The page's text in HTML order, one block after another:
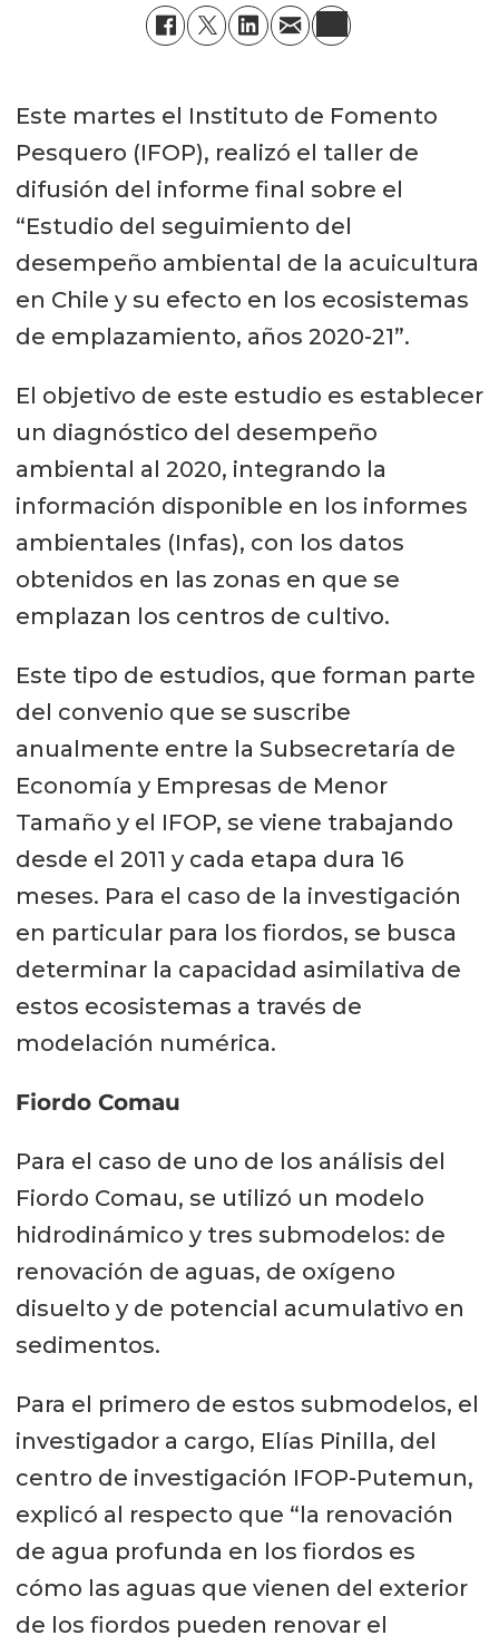
Este martes el Instituto de Fomento
Pesquero (IFOP), realizó el taller de
difusión del informe final sobre el
“Estudio del seguimiento del
desempeño ambiental de la acuicultura
en Chile y su efecto en los ecosistemas
de emplazamiento, años 2020-21”.
El objetivo de este estudio es establecer
un diagnóstico del desempeño
ambiental al 2020, integrando la
información disponible en los informes
ambientales (Infas), con los datos
obtenidos en las zonas en que se
emplazan los centros de cultivo.
Este tipo de estudios, que forman parte
del convenio que se suscribe
anualmente entre la Subsecretaría de
Economía y Empresas de Menor
Tamaño y el IFOP, se viene trabajando
desde el 2011 y cada etapa dura 16
meses. Para el caso de la investigación
en particular para los fiordos, se busca
determinar la capacidad asimilativa de
estos ecosistemas a través de
modelación numérica.
Fiordo Comau
Para el caso de uno de los análisis del
Fiordo Comau, se utilizó un modelo
hidrodinámico y tres submodelos: de
renovación de aguas, de oxígeno
disuelto y de potencial acumulativo en
sedimentos.
Para el primero de estos submodelos, el
investigador a cargo, Elías Pinilla, del
centro de investigación IFOP-Putemun,
explicó al respecto que “la renovación
de agua profunda en los fiordos es
cómo las aguas que vienen del exterior
de los fiordos pueden renovar el